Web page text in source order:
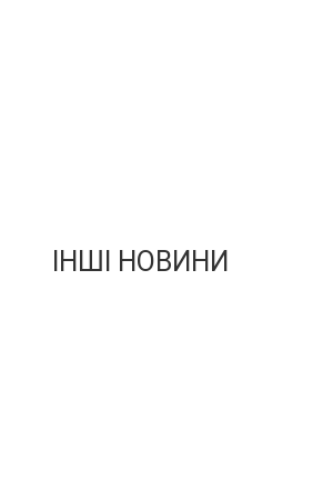
ІНШІ НОВИНИ